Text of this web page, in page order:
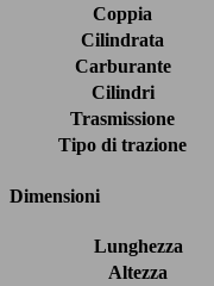
Coppia
Cilindrata
Carburante
Cilindri
Trasmissione
Tipo di trazione
Dimensioni
Lunghezza
Altezza